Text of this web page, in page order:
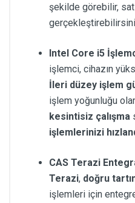
şekilde görebilir,
Intel Core i5
işlemci, cihazın
İleri düzey işlem
işlem yoğunluğu
kesintisiz çalışma
işlemlerinizi
CAS Terazi
Terazi, doğru
işlemleri için